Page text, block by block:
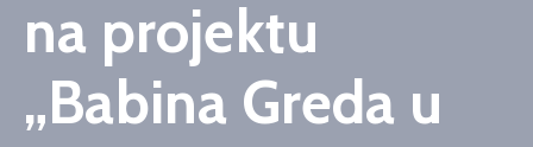
na projektu
„Babina Greda u